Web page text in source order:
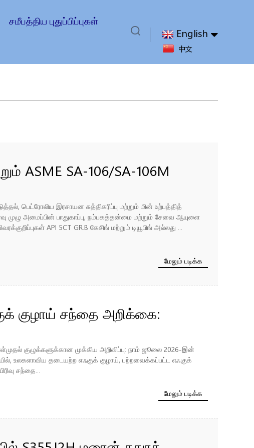
சமீபத்திய புதுப்பிப்புகள்
English
中文
ASME SA-106/SA-106M
– எண்ணெய் வயல் மற்றும்
உங்கள் நம்பகமான
பெட்ரோலிய இரசாயன சுத்திகரிப்பு மற்றும் மின் உற்பத்தித்
முழு அமைப்பின் பாதுகாப்பு, நம்பகத்தன்மை மற்றும் சேவை ஆயுளை
API 5CT GR.B கேசிங் மற்றும் டியூபிங் அல்லது ...
மேலும் படிக்க
குழாய் சந்தை அறிக்கை:
தருவாயில், தளவாடச்
மற்றும் இரண்டாம்
உத்திகள்
குழுக்களுக்கான முக்கிய அறிவிப்பு: நாம் ஜூலை 2026-இன்
உலகளாவிய தடையற்ற எஃகுக் குழாய், பற்றவைக்கப்பட்ட எஃகுக்
சந்தை...
மேலும் படிக்க